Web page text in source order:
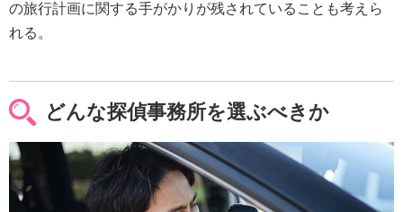
の旅行計画に関する手がかりが残されていることも考えら
れる。
どんな探偵事務所を選ぶべきか